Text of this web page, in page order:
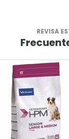
REVISA